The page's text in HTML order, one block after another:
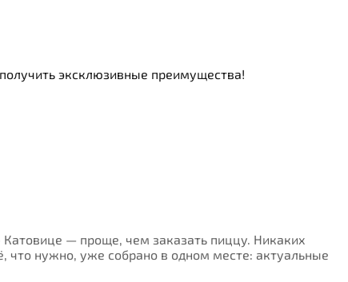
эксклюзивные преимущества!
Катовице — проще, чем заказать пиццу. Никаких
что нужно, уже собрано в одном месте: актуальные